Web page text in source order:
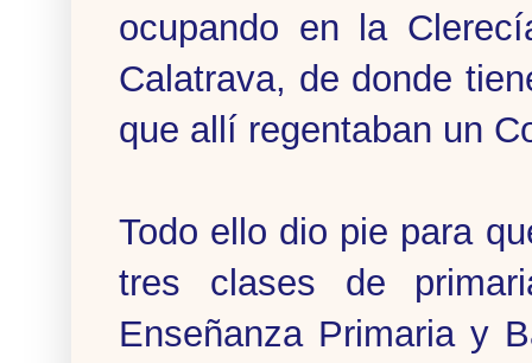
ocupando en la
Calatrava, de donde
que allí regentaban un
Todo ello dio pie para
tres clases de
Enseñanza Primaria y